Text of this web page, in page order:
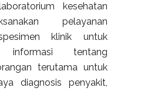
kesehatan
pelayanan
klinik untuk
informasi tentang
terutama untuk
diagnosis penyakit,